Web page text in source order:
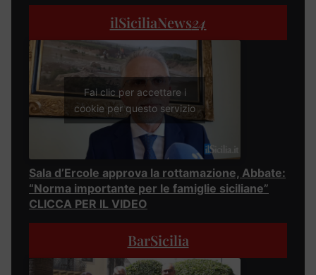
ilSiciliaNews24
Fai clic per accettare i
cookie per questo servizio
Sala d’Ercole approva la rottamazione, Abbate:
“Norma importante per le famiglie siciliane”
CLICCA PER IL VIDEO
BarSicilia